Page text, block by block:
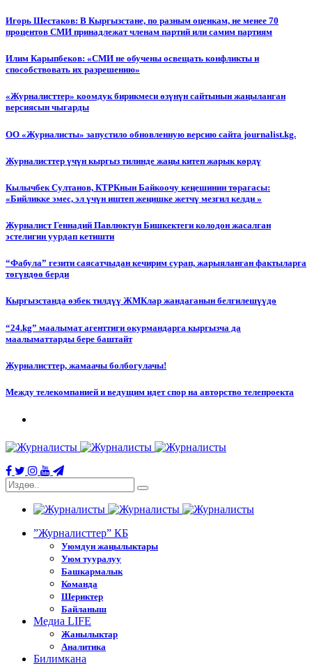
Игорь Шестаков: В Кыргызстане, по разным оценкам, не менее 70
процентов СМИ принадлежат членам партий или самим партиям
Илим Карыпбеков: «СМИ не обучены освещать конфликты и
способствовать их разрешению»
«Журналисттер» коомдук бирикмеси өзүнүн сайтынын жаңыланган
версиясын чыгарды
ОО «Журналисты» запустило обновленную версию сайта journalist.kg.
Журналисттер үчүн кыргыз тилинде жаңы китеп жарык көрдү
Кылычбек Султанов, КТРКнын Байкоочу кеңешинин төрагасы:
«Бийликке эмес, эл үчүн иштеп жеңишке жетчү мезгил келди »
Журналист Геннадий Павлюктун Бишкектеги колодон жасалган
эстелигин уурдап кетишти
“Фабула” гезити саясатчыдан кечирим сурап, жарыяланган фактыларга
төгүндөө берди
Кыргызстанда өзбек тилдүү ЖМКлар жандаганын белгилешүүдө
“24.kg” маалымат агенттиги окурмандарга кыргызча да
маалыматтарды бере баштайт
Журналисттер, жамаачы болбогулачы!
Между телекомпанией и ведущим идет спор на авторство телепроекта
”Журналисттер” КБ
Уюмдун жаңылыктары
Уюм тууралуу
Башкармалык
Команда
Шериктер
Байланыш
Медиа LIFE
Жанылыктар
Аналитика
Билимкана